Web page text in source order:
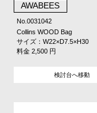
AWABEES
No.0031042
Collins WOOD Bag
サイズ：W22×D7.5×H30
料金 2,500 円
検討台へ移動